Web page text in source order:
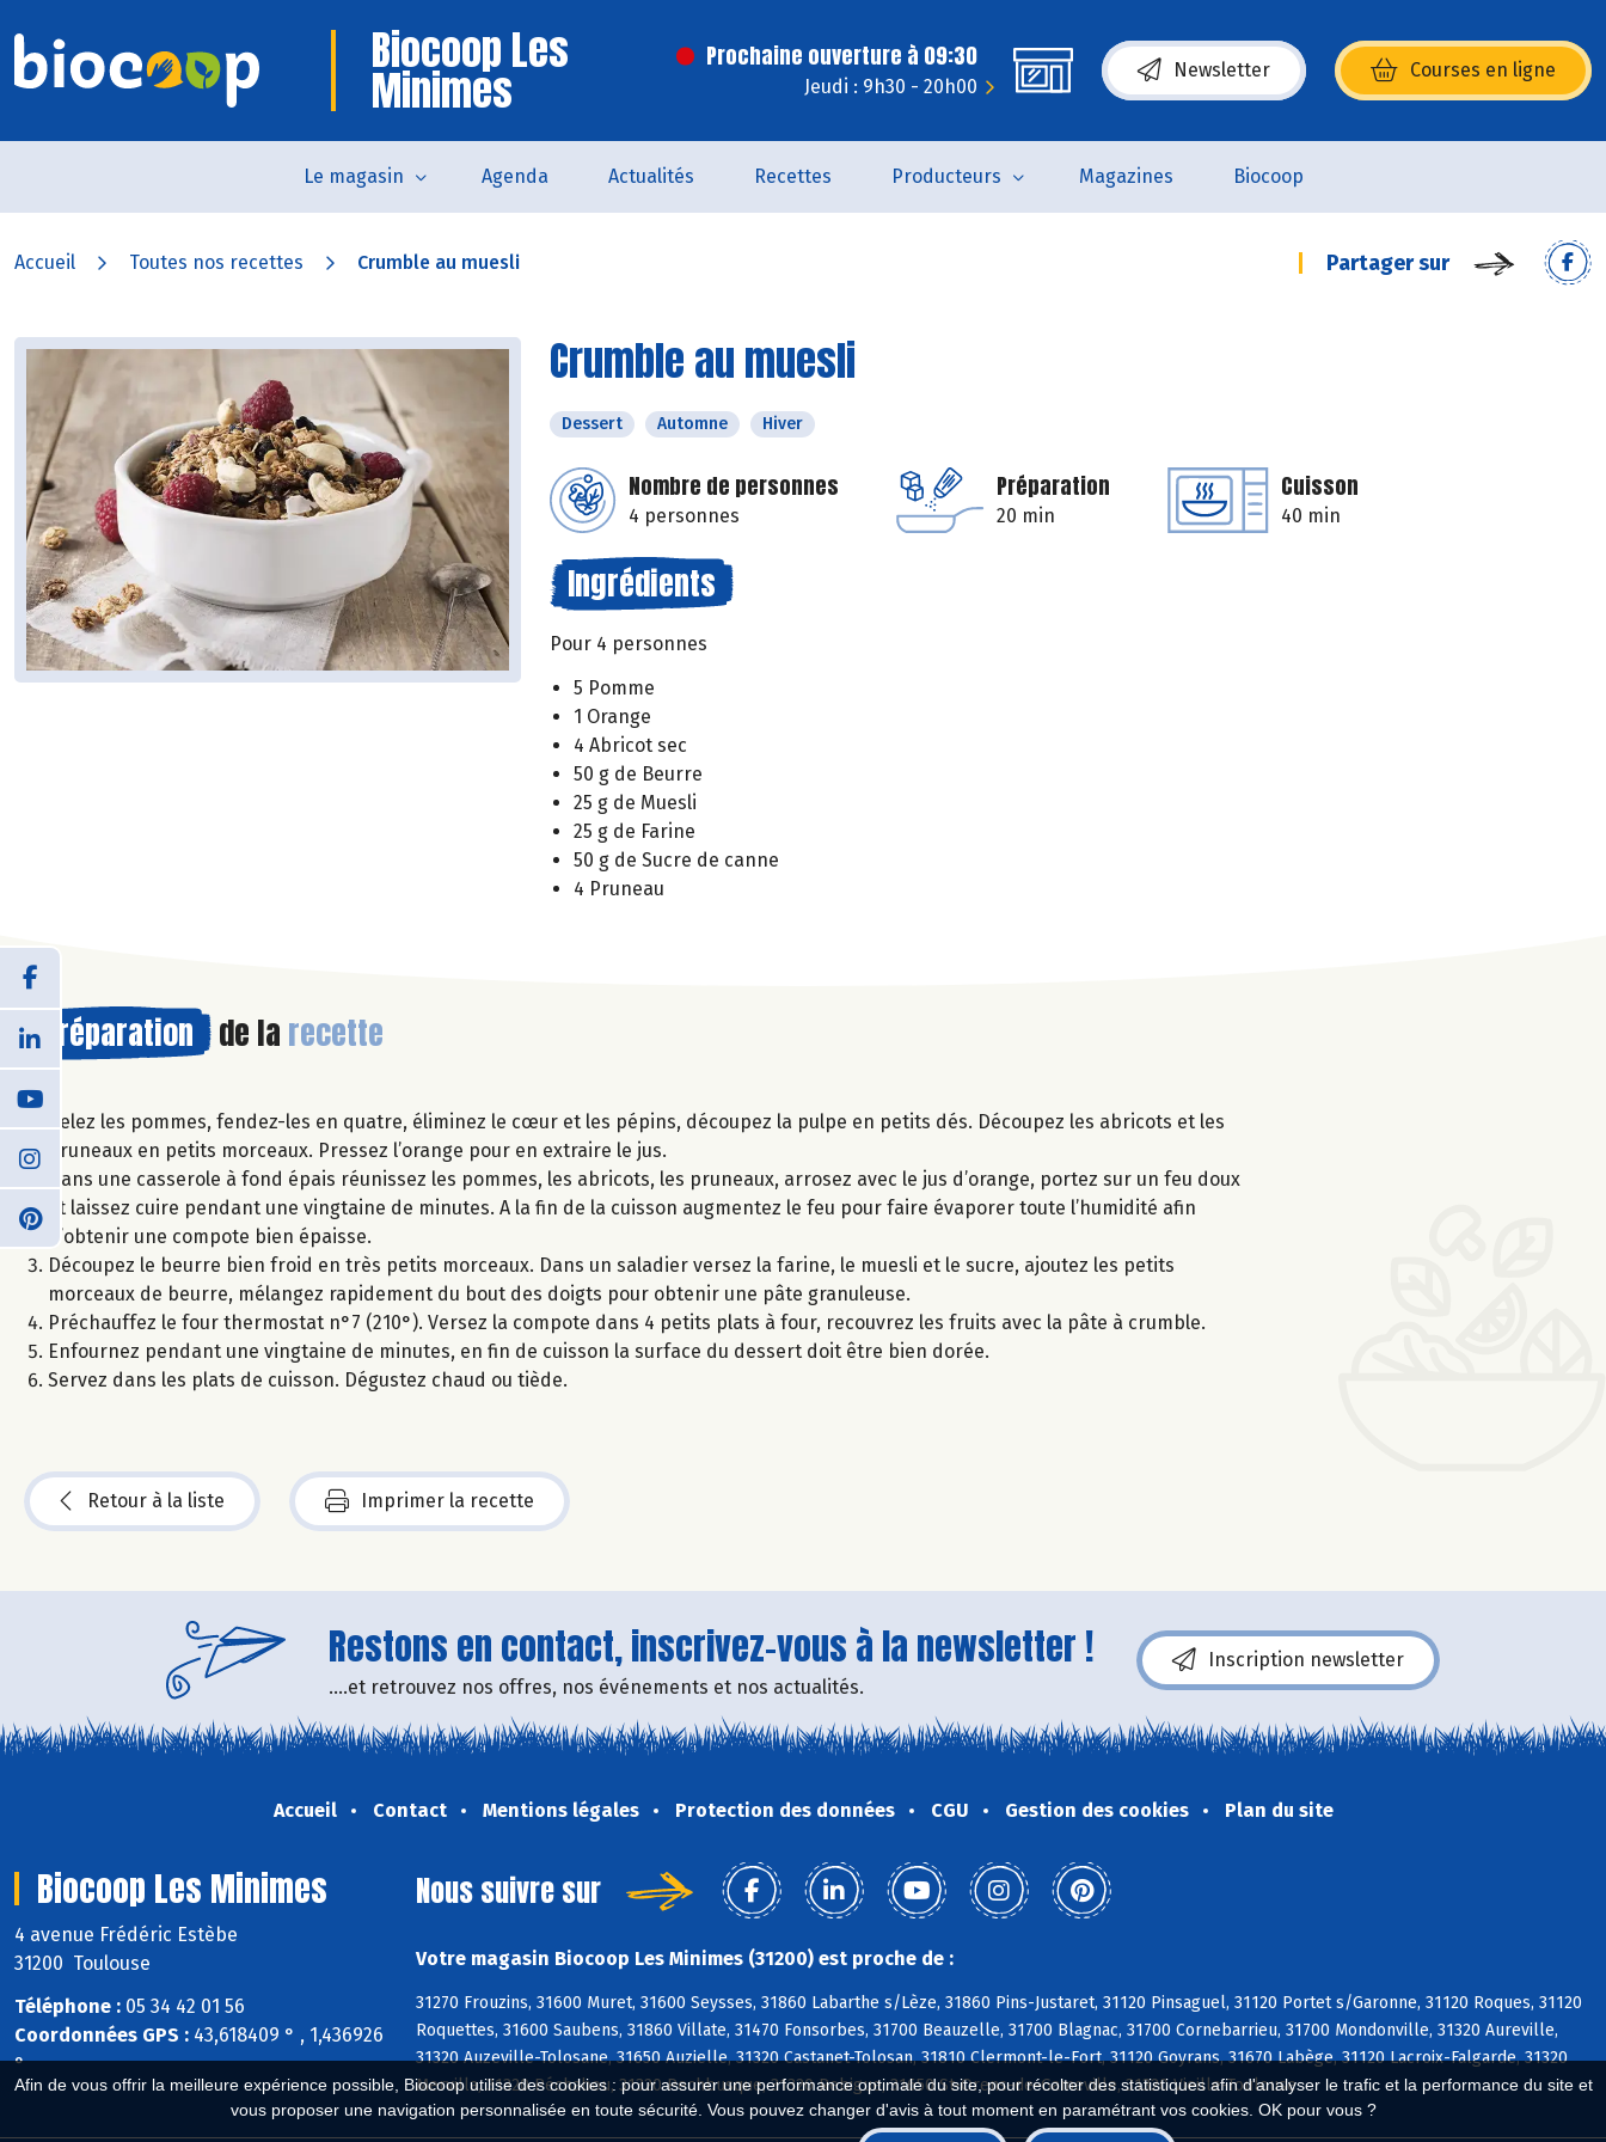
Afin de vous offrir la meilleure expérience possible, Biocoop utilise des cookies : pour assurer une performance optimale du site, pour récolter des statistiques afin d'analyser le trafic et la performance du site et
vous proposer une navigation personnalisée en toute sécurité. Vous pouvez changer d'avis à tout moment en paramétrant vos cookies. OK pour vous ?
Biocoop Les
Minimes
Prochaine ouverture à 09:30
Jeudi : 9h30 - 20h00
Newsletter Courses en ligne
(s’ouvre dans une nouvelle fenêtre)
Le magasin Agenda Actualités Recettes Producteurs Magazines Biocoop
Accueil Toutes nos recettes Crumble au muesli Partager sur
Crumble au muesli
Dessert Automne Hiver
Nombre de personnes
4 personnes
Préparation
20 min
Cuisson
40 min
Ingrédients
Pour 4 personnes
5 Pomme
1 Orange
4 Abricot sec
50 g de Beurre
25 g de Muesli
25 g de Farine
50 g de Sucre de canne
4 Pruneau
Préparation de la recette
Pelez les pommes, fendez-les en quatre, éliminez le cœur et les pépins, découpez la pulpe en petits dés. Découpez les abricots et les
pruneaux en petits morceaux. Pressez l’orange pour en extraire le jus.
Dans une casserole à fond épais réunissez les pommes, les abricots, les pruneaux, arrosez avec le jus d’orange, portez sur un feu doux
et laissez cuire pendant une vingtaine de minutes. A la fin de la cuisson augmentez le feu pour faire évaporer toute l’humidité afin
d’obtenir une compote bien épaisse.
Découpez le beurre bien froid en très petits morceaux. Dans un saladier versez la farine, le muesli et le sucre, ajoutez les petits
morceaux de beurre, mélangez rapidement du bout des doigts pour obtenir une pâte granuleuse.
Préchauffez le four thermostat n°7 (210°). Versez la compote dans 4 petits plats à four, recouvrez les fruits avec la pâte à crumble.
Enfournez pendant une vingtaine de minutes, en fin de cuisson la surface du dessert doit être bien dorée.
Servez dans les plats de cuisson. Dégustez chaud ou tiède.
Retour à la liste Imprimer la recette
Restons en contact, inscrivez-vous à la newsletter !
....et retrouvez nos offres, nos événements et nos actualités.
Inscription newsletter
Accueil Contact Mentions légales Protection des données CGU Gestion des cookies Plan du site
Biocoop Les Minimes
4 avenue Frédéric Estèbe
31200 Toulouse
Téléphone : 05 34 42 01 56
Coordonnées GPS : 43,618409 ° , 1,436926
°
Nous suivre sur
Votre magasin Biocoop Les Minimes (31200) est proche de :
31270 Frouzins, 31600 Muret, 31600 Seysses, 31860 Labarthe s/Lèze, 31860 Pins-Justaret, 31120 Pinsaguel, 31120 Portet s/Garonne, 31120 Roques, 31120
Roquettes, 31600 Saubens, 31860 Villate, 31470 Fonsorbes, 31700 Beauzelle, 31700 Blagnac, 31700 Cornebarrieu, 31700 Mondonville, 31320 Aureville,
31320 Auzeville-Tolosane, 31650 Auzielle, 31320 Castanet-Tolosan, 31810 Clermont-le-Fort, 31120 Goyrans, 31670 Labège, 31120 Lacroix-Falgarde, 31320
Mervilla, 31320 Péchabou, 31320 Pechbusque, 31320 Rebigue, 31650 St-Orens-de-Gameville, 31320 Vieille-Toulouse